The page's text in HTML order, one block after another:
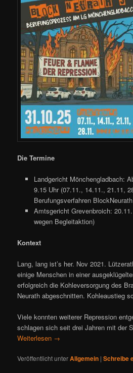
Die Termine
Landgericht Mönchengladbach:
9.15 Uhr (07.11., 14.11., 21.11,
Berufungsverfahren BlockNeurath
Amtsgericht Grevenbroich:
wegen Begleitaktion)
Kontext
Lang, lang ist’s her. Nov 2021.
einige Menschen in einer
erfolgreich die Kohleversorgung des
Neurath abgeschnitten. Kohleaustieg
Viele konnten weiterer Repression
schlagen sich seit drei Jahren mit der
Weiterlesen →
Veröffentlicht unterAllgemein |Schreibe